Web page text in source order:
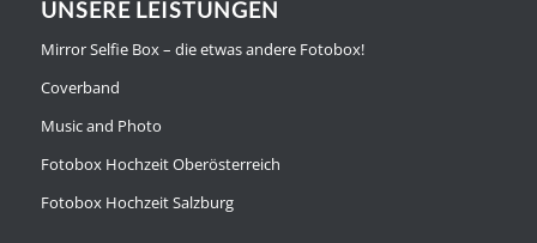
UNSERE LEISTUNGEN
Mirror Selfie Box – die etwas andere Fotobox!
Coverband
Music and Photo
Fotobox Hochzeit Oberösterreich
Fotobox Hochzeit Salzburg